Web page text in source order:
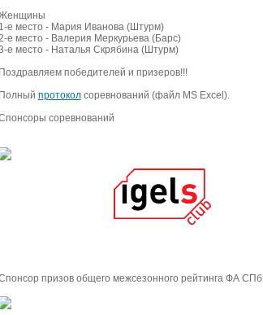
1-е место - Мария Иванова (Штурм)
е место - Валерия Меркурьева (Барс)
е место - Наталья Скрябина (Штурм)
Поздравляем победителей и призеров!!!
Полный протоколсоревнований (файл MS Excel).
соревнований
призов общего межсезонного рейтинга ФА СПб